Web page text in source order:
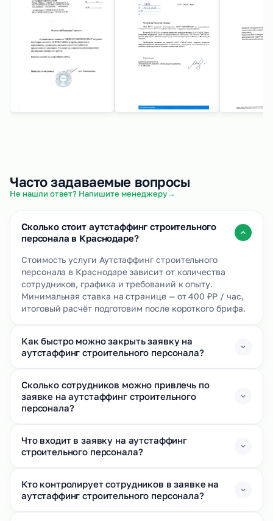
Часто задаваемые вопросы
Не нашли ответ? Напишите менеджеру→
Сколько стоит аутстаффинг строительного
персонала в Краснодаре?
Стоимость услуги Аутстаффинг строительного
персонала в Краснодаре зависит от количества
сотрудников, графика и требований к опыту.
Минимальная ставка на странице — от 400 ₽Р / час,
итоговый расчёт подготовим после короткого брифа.
Как быстро можно закрыть заявку на
аутстаффинг строительного персонала?
Сколько сотрудников можно привлечь по
заявке на аутстаффинг строительного
персонала?
Что входит в заявку на аутстаффинг
строительного персонала?
Кто контролирует сотрудников в заявке на
аутстаффинг строительного персонала?